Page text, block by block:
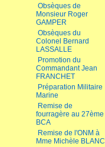
Obsèques de
Monsieur Roger
GAMPER
Obsèques du
Colonel Bernard
LASSALLE
Promotion du
Commandant Jean
FRANCHET
Préparation Militaire
Marine
Remise de
fourragère au 27ème
BCA
Remise de l'ONM à
Mme Michèle BLANC